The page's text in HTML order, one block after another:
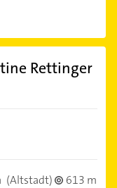
Rettinger
(Altstadt)
613 m